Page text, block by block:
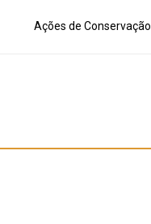
Ações de Conservação